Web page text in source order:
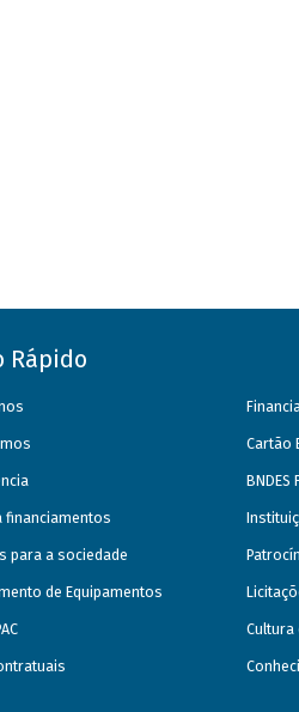
Rápido
financiamentos
para a sociedade
de Equipamentos
Cartão
BNDES